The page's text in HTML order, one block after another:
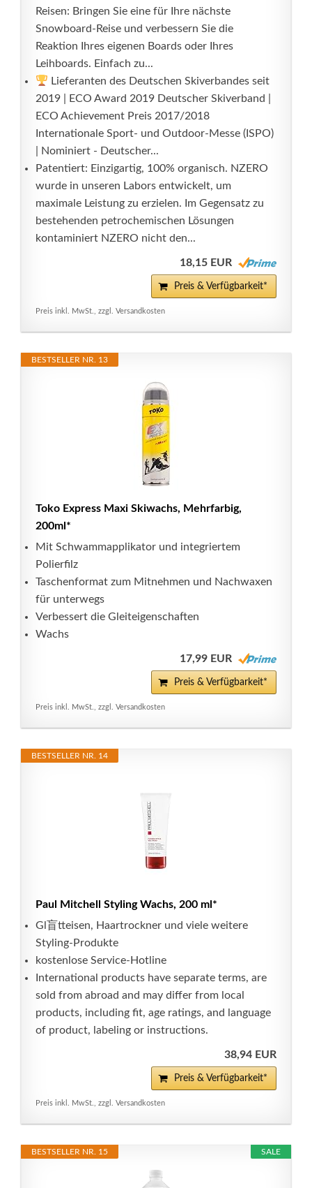
Reisen: Bringen Sie eine für Ihre nächste
Snowboard-Reise und verbessern Sie die
Reaktion Ihres eigenen Boards oder Ihres
Leihboards. Einfach zu...
Lieferanten des Deutschen Skiverbandes seit
2019 | ECO Award 2019 Deutscher Skiverband |
ECO Achievement Preis 2017/2018
Internationale Sport- und Outdoor-Messe (ISPO)
| Nominiert - Deutscher...
Patentiert: Einzigartig, 100% organisch. NZERO
wurde in unseren Labors entwickelt, um
maximale Leistung zu erzielen. Im Gegensatz zu
bestehenden petrochemischen Lösungen
kontaminiert NZERO nicht den...
18,15 EUR
Preis & Verfügbarkeit*
Preis inkl. MwSt., zzgl. Versandkosten
BESTSELLER NR. 13
Toko Express Maxi Skiwachs, Mehrfarbig,
200ml*
Mit Schwammapplikator und integriertem
Polierfilz
Taschenformat zum Mitnehmen und Nachwaxen
für unterwegs
Verbessert die Gleiteigenschaften
Wachs
17,99 EUR
Preis & Verfügbarkeit*
Preis inkl. MwSt., zzgl. Versandkosten
BESTSELLER NR. 14
Paul Mitchell Styling Wachs, 200 ml*
Gl盲tteisen, Haartrockner und viele weitere
Styling-Produkte
kostenlose Service-Hotline
International products have separate terms, are
sold from abroad and may differ from local
products, including fit, age ratings, and language
of product, labeling or instructions.
38,94 EUR
Preis & Verfügbarkeit*
Preis inkl. MwSt., zzgl. Versandkosten
SALE
BESTSELLER NR. 15